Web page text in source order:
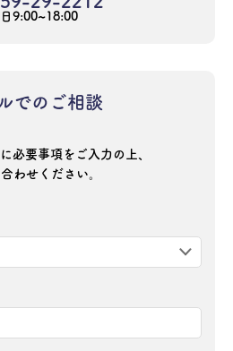
9:00~18:00
でのご相談
必要事項をご入力の上、
わせください。